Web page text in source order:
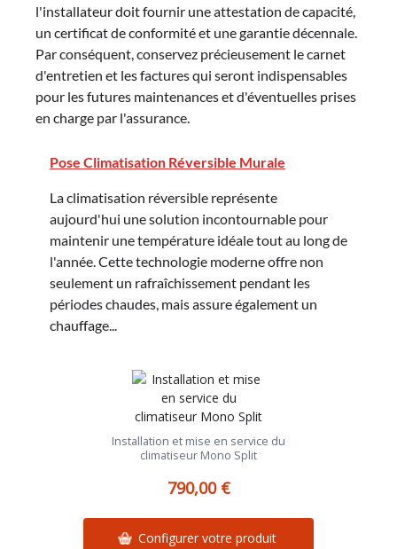
l'installateur doit fournir une attestation de capacité,
un certificat de conformité et une garantie décennale.
Par conséquent, conservez précieusement le carnet
d'entretien et les factures qui seront indispensables
pour les futures maintenances et d'éventuelles prises
en charge par l'assurance.
Pose Climatisation Réversible Murale
La climatisation réversible représente
aujourd'hui une solution incontournable pour
maintenir une température idéale tout au long de
l'année. Cette technologie moderne offre non
seulement un rafraîchissement pendant les
périodes chaudes, mais assure également un
chauffage...
Installation et mise en service du
climatiseur Mono Split
790,00 €
Configurer votre produit